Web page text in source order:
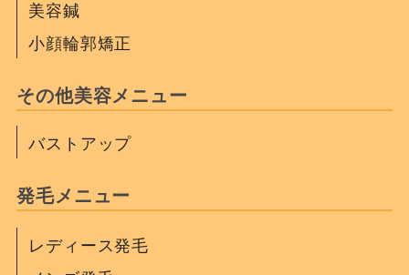
美容鍼
小顔輪郭矯正
その他美容メニュー
バストアップ
発毛メニュー
レディース発毛